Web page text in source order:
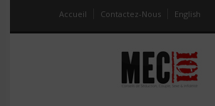
Accueil Contactez-Nous English